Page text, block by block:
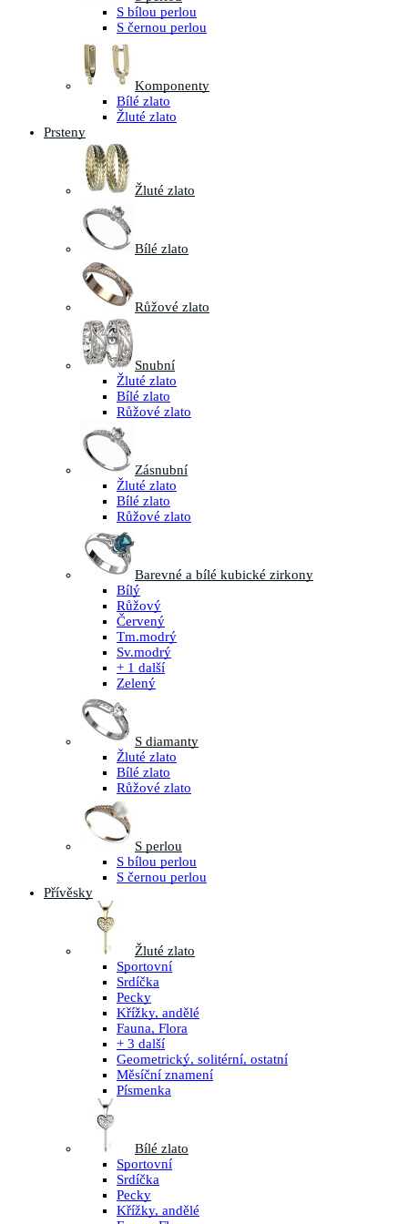
S bílou perlou
S černou perlou
Komponenty
Bílé zlato
Žluté zlato
Prsteny
Žluté zlato
Bílé zlato
Růžové zlato
Snubní
Žluté zlato
Bílé zlato
Růžové zlato
Zásnubní
Žluté zlato
Bílé zlato
Růžové zlato
Barevné a bílé kubické zirkony
Bílý
Růžový
Červený
Tm.modrý
Sv.modrý
+ 1 další
Zelený
S diamanty
Žluté zlato
Bílé zlato
Růžové zlato
S perlou
S bílou perlou
S černou perlou
Přívěsky
Žluté zlato
Sportovní
Srdíčka
Pecky
Křížky, andělé
Fauna, Flora
+ 3 další
Geometrický, solitérní, ostatní
Měsíční znamení
Písmenka
Bílé zlato
Sportovní
Srdíčka
Pecky
Křížky, andělé